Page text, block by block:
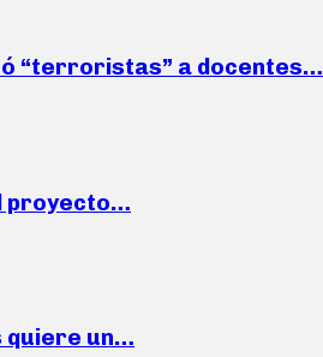
“terroristas” a docentes…
proyecto…
quiere un…